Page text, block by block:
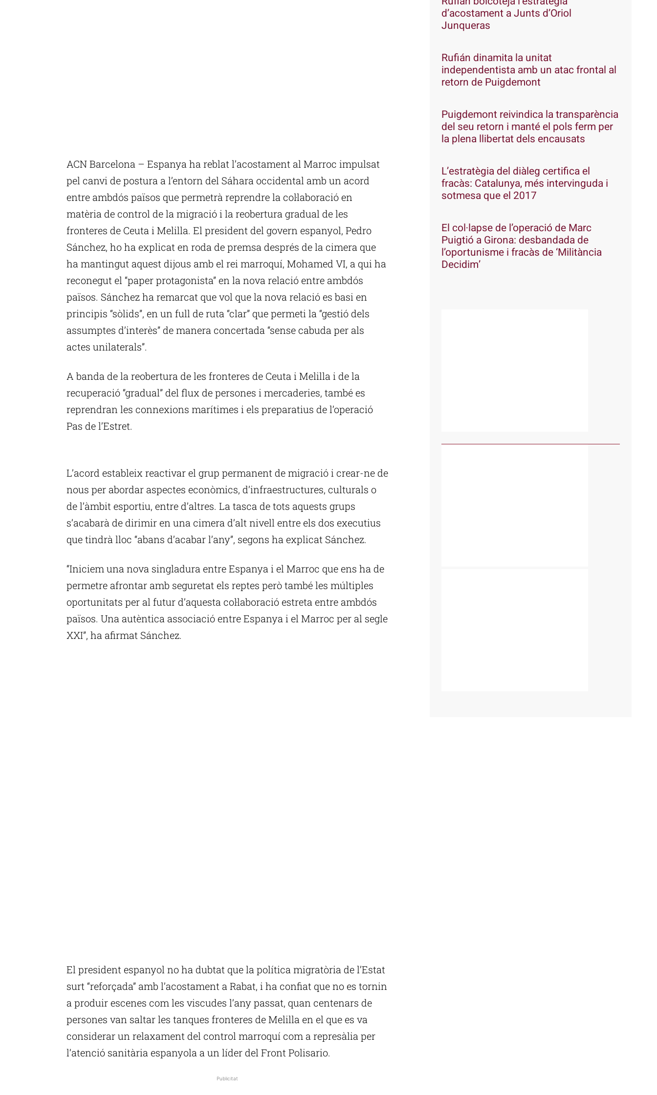
ACN Barcelona – Espanya ha reblat l’acostament al Marroc impulsat
pel canvi de postura a l’entorn del Sáhara occidental amb un acord
entre ambdós països que permetrà reprendre la col·laboració en
matèria de control de la migració i la reobertura gradual de les
fronteres de Ceuta i Melilla. El president del govern espanyol, Pedro
Sánchez, ho ha explicat en roda de premsa després de la cimera que
ha mantingut aquest dijous amb el rei marroquí, Mohamed VI, a qui ha
reconegut el “paper protagonista” en la nova relació entre ambdós
països. Sánchez ha remarcat que vol que la nova relació es basi en
principis “sòlids”, en un full de ruta “clar” que permeti la “gestió dels
assumptes d’interès” de manera concertada “sense cabuda per als
actes unilaterals”.
A banda de la reobertura de les fronteres de Ceuta i Melilla i de la
recuperació “gradual” del flux de persones i mercaderies, també es
reprendran les connexions marítimes i els preparatius de l’operació
Pas de l’Estret.
L’acord estableix reactivar el grup permanent de migració i crear-ne de
nous per abordar aspectes econòmics, d’infraestructures, culturals o
de l’àmbit esportiu, entre d’altres. La tasca de tots aquests grups
s’acabarà de dirimir en una cimera d’alt nivell entre els dos executius
que tindrà lloc “abans d’acabar l’any”, segons ha explicat Sánchez.
“Iniciem una nova singladura entre Espanya i el Marroc que ens ha de
permetre afrontar amb seguretat els reptes però també les múltiples
oportunitats per al futur d’aquesta col·laboració estreta entre ambdós
països. Una autèntica associació entre Espanya i el Marroc per al segle
XXI”, ha afirmat Sánchez.
El president espanyol no ha dubtat que la política migratòria de l’Estat
surt “reforçada” amb l’acostament a Rabat, i ha confiat que no es tornin
a produir escenes com les viscudes l’any passat, quan centenars de
persones van saltar les tanques fronteres de Melilla en el que es va
considerar un relaxament del control marroquí com a represàlia per
l’atenció sanitària espanyola a un líder del Front Polisario.
Publicitat
d’acostament a Junts d’Oriol
Junqueras
Rufián dinamita la unitat
independentista amb un atac frontal al
retorn de Puigdemont
Puigdemont reivindica la transparència
del seu retorn i manté el pols ferm per
la plena llibertat dels encausats
L’estratègia del diàleg certifica el
fracàs: Catalunya, més intervinguda i
sotmesa que el 2017
El col·lapse de l’operació de Marc
Puigtió a Girona: desbandada de
l’oportunisme i fracàs de ‘Militància
Decidim’